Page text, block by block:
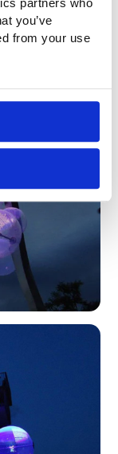
partners who
you’ve
from your use